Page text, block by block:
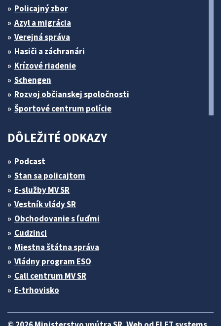
Policajný zbor
Azyl a migrácia
Verejná správa
Hasiči a záchranári
Krízové riadenie
Schengen
Rozvoj občianskej spoločnosti
Športové centrum polície
DÔLEŽITÉ ODKAZY
Podcast
Stan sa policajtom
E-služby MV SR
Vestník vlády SR
Obchodovanie s ľuďmi
Cudzinci
Miestna štátna správa
Vládny program ESO
Call centrum MV SR
E-trhovisko